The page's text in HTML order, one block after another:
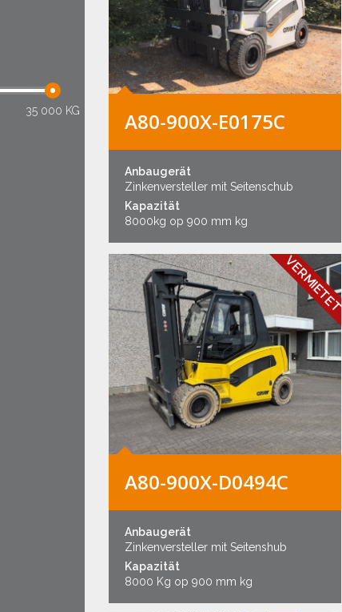
35 000 KG A80-900X-E0175C
Anbaugerät
Zinkenversteller mit Seitenschub
Kapazität
8000kg op 900 mm kg
VERMIETET
A80-900X-D0494C
Anbaugerät
Zinkenversteller mit Seitenshub
Kapazität
8000 Kg op 900 mm kg